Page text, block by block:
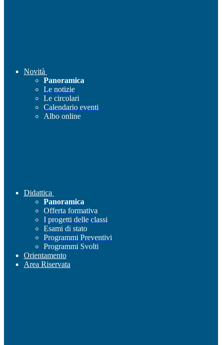
Novità
Panoramica
Le notizie
Le circolari
Calendario eventi
Albo online
Didattica
Panoramica
Offerta formativa
I progetti delle classi
Esami di stato
Programmi Preventivi
Programmi Svolti
Orientamento
Area Riservata